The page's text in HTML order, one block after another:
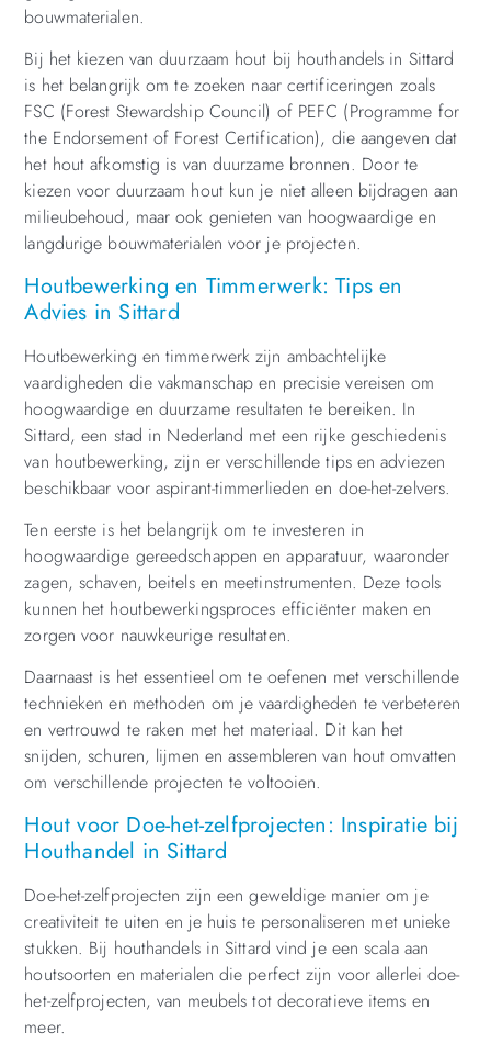
bouwmaterialen.
Bij het kiezen van duurzaam hout bij houthandels in Sittard
is het belangrijk om te zoeken naar certificeringen zoals
FSC (Forest Stewardship Council) of PEFC (Programme for
the Endorsement of Forest Certification), die aangeven dat
het hout afkomstig is van duurzame bronnen. Door te
kiezen voor duurzaam hout kun je niet alleen bijdragen aan
milieubehoud, maar ook genieten van hoogwaardige en
langdurige bouwmaterialen voor je projecten.
Houtbewerking en Timmerwerk: Tips en
Advies in Sittard
Houtbewerking en timmerwerk zijn ambachtelijke
vaardigheden die vakmanschap en precisie vereisen om
hoogwaardige en duurzame resultaten te bereiken. In
Sittard, een stad in Nederland met een rijke geschiedenis
van houtbewerking, zijn er verschillende tips en adviezen
beschikbaar voor aspirant-timmerlieden en doe-het-zelvers.
Ten eerste is het belangrijk om te investeren in
hoogwaardige gereedschappen en apparatuur, waaronder
zagen, schaven, beitels en meetinstrumenten. Deze tools
kunnen het houtbewerkingsproces efficiënter maken en
zorgen voor nauwkeurige resultaten.
Daarnaast is het essentieel om te oefenen met verschillende
technieken en methoden om je vaardigheden te verbeteren
en vertrouwd te raken met het materiaal. Dit kan het
snijden, schuren, lijmen en assembleren van hout omvatten
om verschillende projecten te voltooien.
Hout voor Doe-het-zelfprojecten: Inspiratie bij
Houthandel in Sittard
Doe-het-zelfprojecten zijn een geweldige manier om je
creativiteit te uiten en je huis te personaliseren met unieke
stukken. Bij houthandels in Sittard vind je een scala aan
houtsoorten en materialen die perfect zijn voor allerlei doe-
het-zelfprojecten, van meubels tot decoratieve items en
meer.